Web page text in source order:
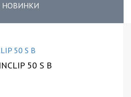
НОВИНКИ
50 S B